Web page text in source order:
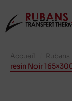
Accueil Rubans
resin Noir